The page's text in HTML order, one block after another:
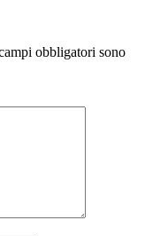
obbligatori sono